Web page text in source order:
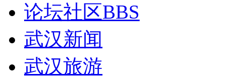
论坛社区BBS
武汉新闻
武汉旅游